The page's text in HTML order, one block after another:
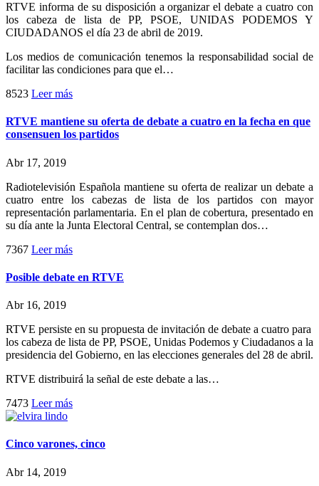
RTVE informa de su disposición a organizar el debate a cuatro con
los cabeza de lista de PP, PSOE, UNIDAS PODEMOS Y
CIUDADANOS el día 23 de abril de 2019.
Los medios de comunicación tenemos la responsabilidad social de
facilitar las condiciones para que el…
8523 Leer más
RTVE mantiene su oferta de debate a cuatro en la fecha en que
consensuen los partidos
Abr 17, 2019
Radiotelevisión Española mantiene su oferta de realizar un debate a
cuatro entre los cabezas de lista de los partidos con mayor
representación parlamentaria. En el plan de cobertura, presentado en
su día ante la Junta Electoral Central, se contemplan dos…
7367 Leer más
Posible debate en RTVE
Abr 16, 2019
RTVE persiste en su propuesta de invitación de debate a cuatro para
los cabeza de lista de PP, PSOE, Unidas Podemos y Ciudadanos a la
presidencia del Gobierno, en las elecciones generales del 28 de abril.
RTVE distribuirá la señal de este debate a las…
7473 Leer más
Cinco varones, cinco
Abr 14, 2019